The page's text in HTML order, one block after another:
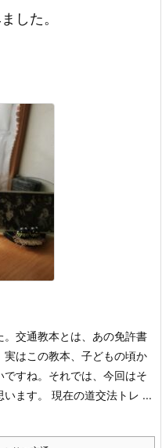
した。
交通教本とは、あの免許書
はこの教本、子どもの頃か
すね。それでは、今回はそ
ます。 現在の道交法トレ ...